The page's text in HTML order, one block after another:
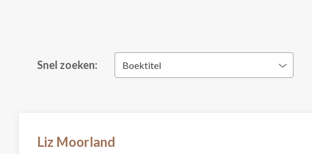
Snel zoeken: Boektitel
Liz Moorland